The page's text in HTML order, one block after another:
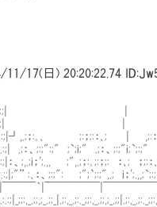
11/17(日) 20:20:22.74
|
|
.;.:;|┛,.;；:｡､ ;:；;:：､; | ,;:
.;：、;:;":;" ;`;i;" .;：、;:;"i;`;:;"
;,.;i；';.,, ;",.;；:｡;:；;: ：､; ；;:：
:､：、;:;": ;";`;:;",.; i；';.,,;`;:;"
￣｀|￣￣￣￣￣|￣￣￣￣